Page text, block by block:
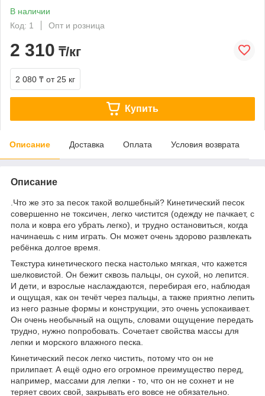
В наличии
Код: 1
Опт и розница
2 310 ₸/кг
2 080 ₸ от 25 кг
Купить
Описание Доставка Оплата Условия возврата
Описание
.Что же это за песок такой волшебный? Кинетический песок
совершенно не токсичен, легко чистится (одежду не пачкает, с
пола и ковра его убрать легко), и трудно остановиться, когда
начинаешь с ним играть. Он может очень здорово развлекать
ребёнка долгое время.
Текстура кинетического песка настолько мягкая, что кажется
шелковистой. Он бежит сквозь пальцы, он сухой, но лепится.
И дети, и взрослые наслаждаются, перебирая его, наблюдая
и ощущая, как он течёт через пальцы, а также приятно лепить
из него разные формы и конструкции, это очень успокаивает.
Он очень необычный на ощупь, словами ощущение передать
трудно, нужно попробовать. Сочетает свойства массы для
лепки и морского влажного песка.
Кинетический песок легко чистить, потому что он не
прилипает. А ещё одно его огромное преимущество перед,
например, массами для лепки - то, что он не сохнет и не
теряет своих свой, закрывать его вовсе не обязательно.